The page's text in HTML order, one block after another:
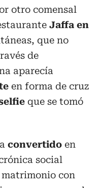
otro comensal
Jaffa en
que no
de
aparecía
en forma de cruz
que se tomó
convertido en
social
matrimonio con